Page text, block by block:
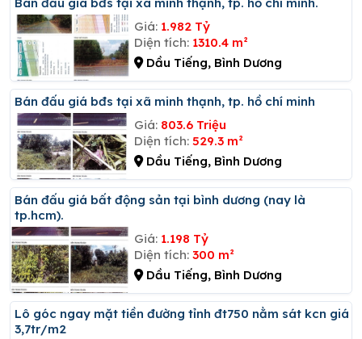
Giá: 1.982 Tỷ
Diện tích: 1310.4 m²
Dầu Tiếng, Bình Dương
Bán đấu giá bđs tại xã minh thạnh, tp. hồ chí minh
Giá: 803.6 Triệu
Diện tích: 529.3 m²
Dầu Tiếng, Bình Dương
Bán đấu giá bất động sản tại bình dương (nay là
tp.hcm).
Giá: 1.198 Tỷ
Diện tích: 300 m²
Dầu Tiếng, Bình Dương
Lô góc ngay mặt tiền đường tỉnh đt750 nằm sát kcn giá
3,7tr/m2